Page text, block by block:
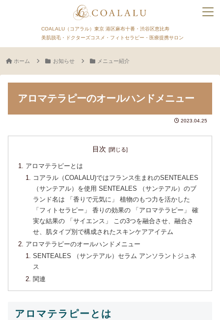
COALALU（コアラル）東京 港区麻布十番・渋谷区恵比寿
美肌脱毛・ドクターズコスメ・フィトセラピー・医療提携サロン
ホーム お知らせ メニュー紹介
アロマテラピーのオールハンドメニュー
2023.04.25
目次
アロマテラピーとは
コアラル（COALALU)ではフランス生まれのSENTEALES
（サンテアル）を使用 SENTEALES （サンテアル）のブ
ランド名は 「香りで元気に」 植物のもつ力を活かした
「フィトセラピー」 香りの効果の 「アロマテラピー」 確
実な結果の 「サイエンス」 この3つを融合させ、融合さ
せ、肌タイプ別で構成されたスキンケアアイテム
アロマテラピーのオールハンドメニュー
SENTEALES （サンテアル）セラム アンソラントジュネ
ス
関連
アロマテラピーとは